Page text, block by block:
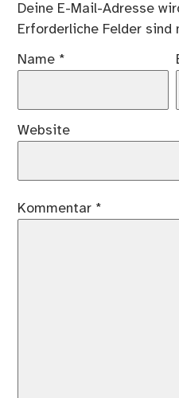
Deine E-Mail-Adresse
Erforderliche Felder sind
Name *
Website
Kommentar *